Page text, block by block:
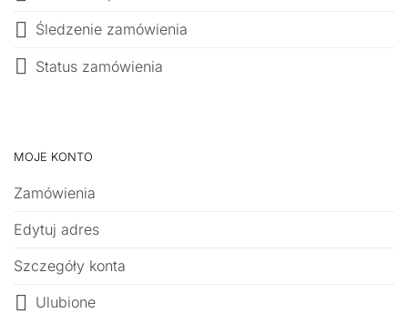
Śledzenie zamówienia
Status zamówienia
MOJE KONTO
Zamówienia
Edytuj adres
Szczegóły konta
Ulubione